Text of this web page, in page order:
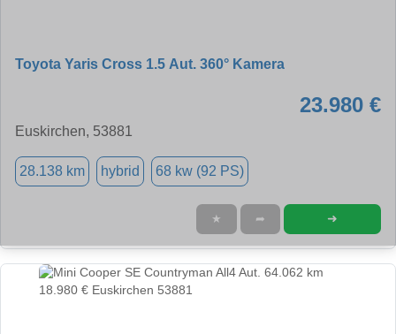
Toyota Yaris Cross 1.5 Aut. 360° Kamera
23.980 €
Euskirchen, 53881
28.138 km hybrid 68 kw (92 PS)
★ ➦ ➜